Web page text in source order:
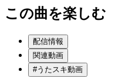
この曲を楽しむ
配信情報
関連動画
#うたスキ動画